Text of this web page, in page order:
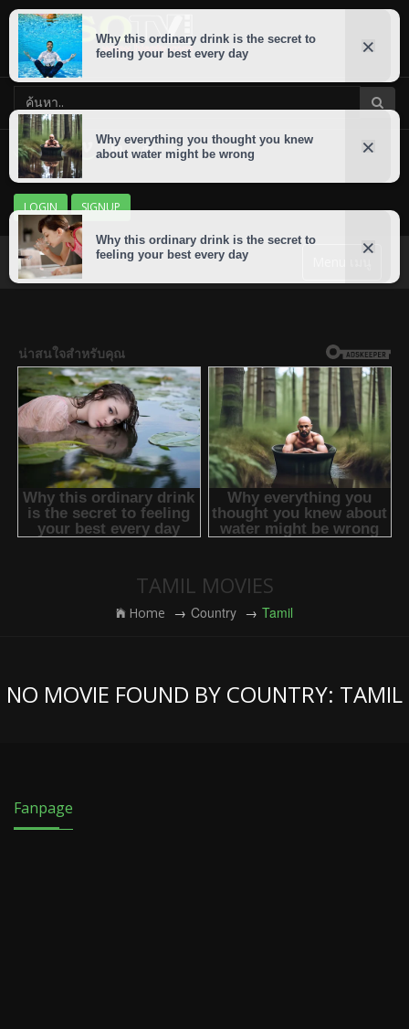
LOGIN SIGNUP
TAMIL MOVIES
Home Country Tamil
NO MOVIE FOUND BY COUNTRY: TAMIL
Fanpage